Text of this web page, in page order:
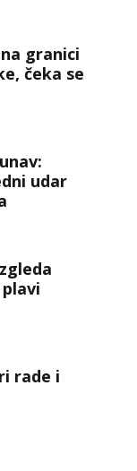
granici
čeka se
udar
rade i